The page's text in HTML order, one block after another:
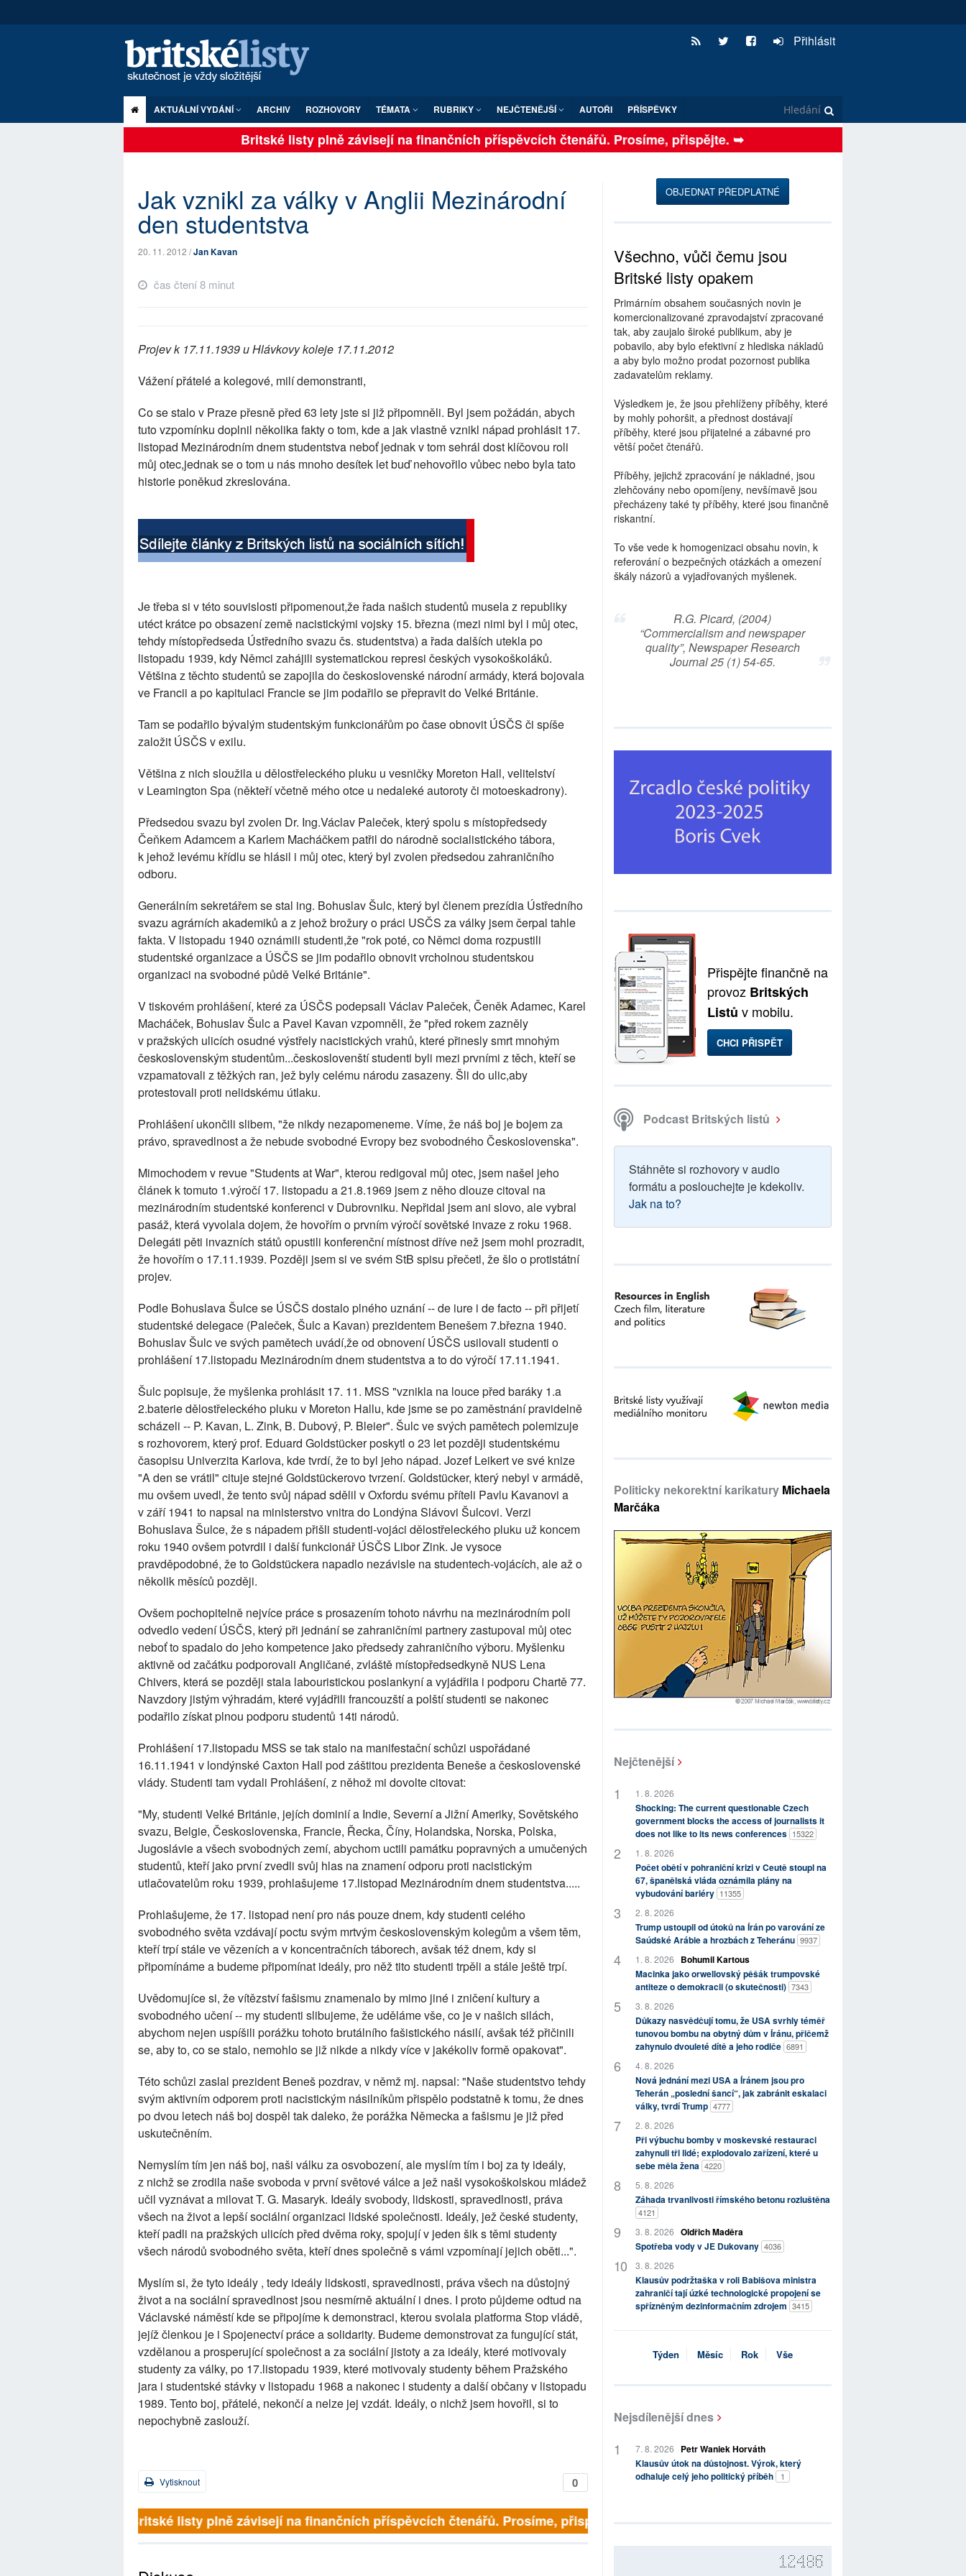
Přihlásit
AKTUÁLNÍ VYDÁNÍ ARCHIV ROZHOVORY TÉMATA RUBRIKY NEJČTENĚJŠÍ AUTOŘI PŘÍSPĚVKY
Britské listy plně závisejí na finančních příspěvcích čtenářů. Prosíme, přispějte. ➥
Jak vznikl za války v Anglii Mezinárodní
den studentstva
20. 11. 2012 /Jan Kavan
čas čtení 8 minut
Projev k 17.11.1939 u Hlávkovy koleje 17.11.2012
Vážení přátelé a kolegové, milí demonstranti,
Co se stalo v Praze přesně před 63 lety jste si již připomněli. Byl jsem požádán, abych
tuto vzpomínku doplnil několika fakty o tom, kde a jak vlastně vznikl nápad prohlásit 17.
listopad Mezinárodním dnem studentstva neboť jednak v tom sehrál dost klíčovou roli
můj otec,jednak se o tom u nás mnoho desítek let buď nehovořilo vůbec nebo byla tato
historie poněkud zkreslována.
Je třeba si v této souvislosti připomenout,že řada našich studentů musela z republiky
utéct krátce po obsazení země nacistickými vojsky 15. března (mezi nimi byl i můj otec,
tehdy místopředseda Ústředního svazu čs. studentstva) a řada dalších utekla po
listopadu 1939, kdy Němci zahájili systematickou represi českých vysokoškoláků.
Většina z těchto studentů se zapojila do československé národní armády, která bojovala
ve Francii a po kapitulaci Francie se jim podařilo se přepravit do Velké Británie.
Tam se podařilo bývalým studentským funkcionářům po čase obnovit ÚSČS či spíše
založit ÚSČS v exilu.
Většina z nich sloužila u dělostřeleckého pluku u vesničky Moreton Hall, velitelství
v Leamington Spa (někteří včetně mého otce u nedaleké autoroty či motoeskadrony).
Předsedou svazu byl zvolen Dr. Ing.Václav Paleček, který spolu s místopředsedy
Čeňkem Adamcem a Karlem Macháčkem patřil do národně socialistického tábora,
k jehož levému křídlu se hlásil i můj otec, který byl zvolen předsedou zahraničního
odboru.
Generálním sekretářem se stal ing. Bohuslav Šulc, který byl členem prezídia Ústředního
svazu agrárních akademiků a z jehož brožury o práci USČS za války jsem čerpal tahle
fakta. V listopadu 1940 oznámili studenti,že "rok poté, co Němci doma rozpustili
studentské organizace a ÚSČS se jim podařilo obnovit vrcholnou studentskou
organizaci na svobodné půdě Velké Británie".
V tiskovém prohlášení, které za ÚSČS podepsali Václav Paleček, Čeněk Adamec, Karel
Macháček, Bohuslav Šulc a Pavel Kavan vzpomněli, že "před rokem zazněly
v pražských ulicích osudné výstřely nacistických vrahů, které přinesly smrt mnohým
československým studentům...českoslovenští studenti byli mezi prvními z těch, kteří se
vzpamatovali z těžkých ran, jež byly celému národu zasazeny. Šli do ulic,aby
protestovali proti nelidskému útlaku.
Prohlášení ukončili slibem, "že nikdy nezapomeneme. Víme, že náš boj je bojem za
právo, spravedlnost a že nebude svobodné Evropy bez svobodného Československa".
Mimochodem v revue "Students at War", kterou redigoval můj otec, jsem našel jeho
článek k tomuto 1.výročí 17. listopadu a 21.8.1969 jsem z něho dlouze citoval na
mezinárodním studentské konferenci v Dubrovniku. Nepřidal jsem ani slovo, ale vybral
pasáž, která vyvolala dojem, že hovořím o prvním výročí sovětské invaze z roku 1968.
Delegáti pěti invazních států opustili konferenční místnost dříve než jsem mohl prozradit,
že hovořím o 17.11.1939. Později jsem si ve svém StB spisu přečetl, že šlo o protistátní
projev.
Podle Bohuslava Šulce se ÚSČS dostalo plného uznání -- de iure i de facto -- při přijetí
studentské delegace (Paleček, Šulc a Kavan) prezidentem Benešem 7.března 1940.
Bohuslav Šulc ve svých pamětech uvádí,že od obnovení ÚSČS usilovali studenti o
prohlášení 17.listopadu Mezinárodním dnem studentstva a to do výročí 17.11.1941.
Šulc popisuje, že myšlenka prohlásit 17. 11. MSS "vznikla na louce před baráky 1.a
2.baterie dělostřeleckého pluku v Moreton Hallu, kde jsme se po zaměstnání pravidelně
scházeli -- P. Kavan, L. Zink, B. Dubový, P. Bleier". Šulc ve svých pamětech polemizuje
s rozhovorem, který prof. Eduard Goldstücker poskytl o 23 let později studentskému
časopisu Univerzita Karlova, kde tvrdí, že to byl jeho nápad. Jozef Leikert ve své knize
"A den se vrátil" cituje stejné Goldstückerovo tvrzení. Goldstücker, který nebyl v armádě,
mu ovšem uvedl, že tento svůj nápad sdělil v Oxfordu svému příteli Pavlu Kavanovi a
v září 1941 to napsal na ministerstvo vnitra do Londýna Slávovi Šulcovi. Verzi
Bohuslava Šulce, že s nápadem přišli studenti-vojáci dělostřeleckého pluku už koncem
roku 1940 ovšem potvrdil i další funkcionář ÚSČS Libor Zink. Je vysoce
pravděpodobné, že to Goldstückera napadlo nezávisle na studentech-vojácích, ale až o
několik měsíců později.
Ovšem pochopitelně nejvíce práce s prosazením tohoto návrhu na mezinárodním poli
odvedlo vedení ÚSČS, který při jednání se zahraničními partnery zastupoval můj otec
neboť to spadalo do jeho kompetence jako předsedy zahraničního výboru. Myšlenku
aktivně od začátku podporovali Angličané, zvláště místopředsedkyně NUS Lena
Chivers, která se později stala labouristickou poslankyní a vyjádřila i podporu Chartě 77.
Navzdory jistým výhradám, které vyjádřili francouzští a polští studenti se nakonec
podařilo získat plnou podporu studentů 14ti národů.
Prohlášení 17.listopadu MSS se tak stalo na manifestační schůzi uspořádané
16.11.1941 v londýnské Caxton Hall pod záštitou prezidenta Beneše a československé
vlády. Studenti tam vydali Prohlášení, z něhož mi dovolte citovat:
"My, studenti Velké Británie, jejích dominií a Indie, Severní a Jižní Ameriky, Sovětského
svazu, Belgie, Československa, Francie, Řecka, Číny, Holandska, Norska, Polska,
Jugoslávie a všech svobodných zemí, abychom uctili památku popravných a umučených
studentů, kteří jako první zvedli svůj hlas na znamení odporu proti nacistickým
utlačovatelům roku 1939, prohlašujeme 17.listopad Mezinárodním dnem studentstva.....
Prohlašujeme, že 17. listopad není pro nás pouze dnem, kdy studenti celého
svobodného světa vzdávají poctu svým mrtvým československým kolegům a všem těm,
kteří trpí stále ve vězeních a v koncentračních táborech, avšak též dnem, kdy si
připomínáme a budeme připomínat ideály, pro něž tito studenti trpěli a stále ještě trpí.
Uvědomujíce si, že vítězství fašismu znamenalo by mimo jiné i zničení kultury a
svobodného učení -- my studenti slibujeme, že uděláme vše, co je v našich silách,
abychom nejen uspíšili porážku tohoto brutálního fašistického násilí, avšak též přičinili
se, aby to, co se stalo, nemohlo se již nikde a nikdy více v jakékoliv formě opakovat".
Této schůzi zaslal prezident Beneš pozdrav, v němž mj. napsal: "Naše studentstvo tehdy
svým aktivním odporem proti nacistickým násilníkům přispělo podstatně k tomu, že dnes
po dvou letech náš boj dospěl tak daleko, že porážka Německa a fašismu je již před
uskutečněním.
Nemyslím tím jen náš boj, naši válku za osvobození, ale myslím tím i boj za ty ideály,
z nichž se zrodila naše svoboda v první světové válce a jež naši vysokoškolskou mládež
učil vyznávat a milovat T. G. Masaryk. Ideály svobody, lidskosti, spravedlnosti, práva
všech na život a lepší sociální organizaci lidské společnosti. Ideály, jež české studenty,
kteří padli na pražských ulicích před dvěma roky, spojují v jeden šik s těmi studenty
všech národů svobodného světa, kteří dnes společně s vámi vzpomínají jejich oběti...".
Myslím si, že tyto ideály , tedy ideály lidskosti, spravedlnosti, práva všech na důstojný
život a na sociální spravedlnost jsou nesmírně aktuální i dnes. I proto půjdeme odtud na
Václavské náměstí kde se připojíme k demonstraci, kterou svolala platforma Stop vládě,
jejíž členkou je i Spojenectví práce a solidarity. Budeme demonstrovat za fungující stát,
vzdělanou a prosperující společnost a za sociální jistoty a za ideály, které motivovaly
studenty za války, po 17.listopadu 1939, které motivovaly studenty během Pražského
jara i studentské stávky v listopadu 1968 a nakonec i studenty a další občany v listopadu
1989. Tento boj, přátelé, nekončí a nelze jej vzdát. Ideály, o nichž jsem hovořil, si to
nepochybně zaslouží.
0
Vytisknout
Britské listy plně závisejí na finančních příspěvcích čtenářů. Prosíme, přispějte. ➥
OBJEDNAT PŘEDPLATNÉ
Všechno, vůči čemu jsou
Britské listy opakem
Primárním obsahem současných novin je
komercionalizované zpravodajství zpracované
tak, aby zaujalo široké publikum, aby je
pobavilo, aby bylo efektivní z hlediska nákladů
a aby bylo možno prodat pozornost publika
zadavatelům reklamy.
Výsledkem je, že jsou přehlíženy příběhy, které
by mohly pohoršit, a přednost dostávají
příběhy, které jsou přijatelné a zábavné pro
větší počet čtenářů.
Příběhy, jejichž zpracování je nákladné, jsou
zlehčovány nebo opomíjeny, nevšímavě jsou
přecházeny také ty příběhy, které jsou finančně
riskantní.
To vše vede k homogenizaci obsahu novin, k
referování o bezpečných otázkách a omezení
škály názorů a vyjadřovaných myšlenek.
R.G. Picard, (2004)
“Commercialism and newspaper
quality”, Newspaper Research
Journal 25 (1) 54-65.
Přispějte finančně na
provoz Britských
Listů v mobilu.
CHCI PŘISPĚT
Podcast Britských listů
Stáhněte si rozhovory v audio
formátu a poslouchejte je kdekoliv.
Jak na to?
Politicky nekorektní karikatury Michaela
Marčáka
Nejčtenější
1. 8. 2026
Shocking: The current questionable Czech
government blocks the access of journalists it
does not like to its news conferences 15322
1. 8. 2026
Počet obětí v pohraniční krizi v Ceutě stoupl na
67, španělská vláda oznámila plány na
vybudování bariéry 11355
2. 8. 2026
Trump ustoupil od útoků na Írán po varování ze
Saúdské Arábie a hrozbách z Teheránu 9937
1. 8. 2026
Bohumil Kartous
Macinka jako orwellovský pěšák trumpovské
antiteze o demokracii (o skutečnosti) 7343
3. 8. 2026
Důkazy nasvědčují tomu, že USA svrhly téměř
tunovou bombu na obytný dům v Íránu, přičemž
zahynulo dvouleté dítě a jeho rodiče 6891
4. 8. 2026
Nová jednání mezi USA a Íránem jsou pro
Teherán „poslední šancí“, jak zabránit eskalaci
války, tvrdí Trump 4777
2. 8. 2026
Při výbuchu bomby v moskevské restauraci
zahynuli tři lidé; explodovalo zařízení, které u
sebe měla žena 4220
5. 8. 2026
Záhada trvanlivosti římského betonu rozluštěna
4121
3. 8. 2026 Oldřich Maděra
Spotřeba vody v JE Dukovany 4036
3. 8. 2026
Klausův podržtaška v roli Babišova ministra
zahraničí tají úzké technologické propojení se
spřízněným dezinformačním zdrojem 3415
Týden Měsíc Rok Vše
Nejsdílenější dnes
7. 8. 2026
Petr Waniek Horváth
Klausův útok na důstojnost. Výrok, který
odhaluje celý jeho politický příběh
1
12486